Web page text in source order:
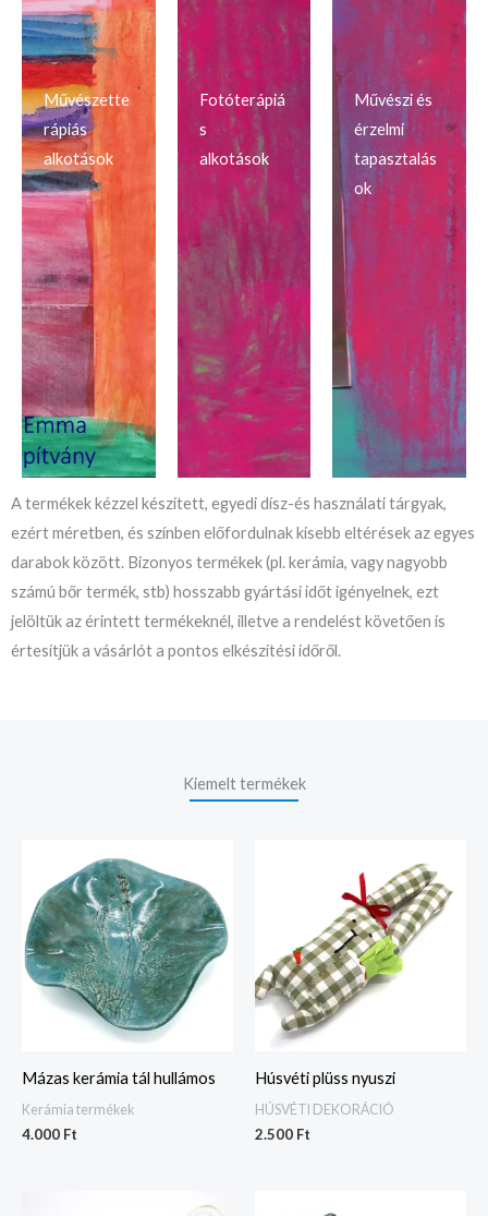
Művészette
rápiás
alkotások
Fotóterápiá
s
alkotások
Művészi és
érzelmi
tapasztalás
ok
A termékek kézzel készített, egyedi dísz-és használati tárgyak,
ezért méretben, és színben előfordulnak kisebb eltérések az egyes
darabok között. Bizonyos termékek (pl. kerámia, vagy nagyobb
számú bőr termék, stb) hosszabb gyártási időt igényelnek, ezt
jelöltük az érintett termékeknél, illetve a rendelést követően is
értesítjük a vásárlót a pontos elkészítési időről.
Kiemelt termékek
Mázas kerámia tál hullámos
Kerámia termékek
4.000 Ft
Húsvéti plüss nyuszi
HÚSVÉTI DEKORÁCIÓ
2.500 Ft